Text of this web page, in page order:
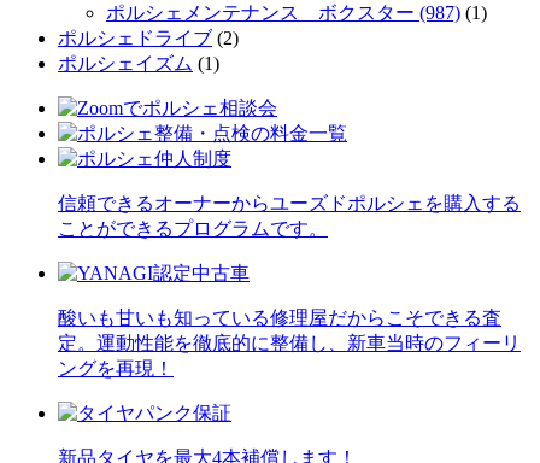
ポルシェメンテナンス ボクスター (987) (1)
ポルシェドライブ (2)
ポルシェイズム (1)
信頼できるオーナーからユーズドポルシェを購入する
ことができるプログラムです。
酸いも甘いも知っている修理屋だからこそできる査
定。運動性能を徹底的に整備し、新車当時のフィーリ
ングを再現！
新品タイヤを最大4本補償します！